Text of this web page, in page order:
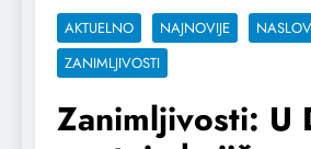
AKTUELNO NAJNOVIJE
ZANIMLJIVOSTI
Zanimljivosti: U